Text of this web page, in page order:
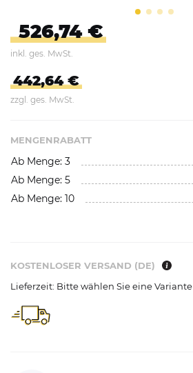
526,74 €
inkl. ges. MwSt.
442,64 €
zzgl. ges. MwSt.
MENGENRABATT
Ab Menge: 3
Ab Menge: 5
Ab Menge: 10
KOSTENLOSER VERSAND (DE)
Lieferzeit: Bitte wählen Sie eine Variante